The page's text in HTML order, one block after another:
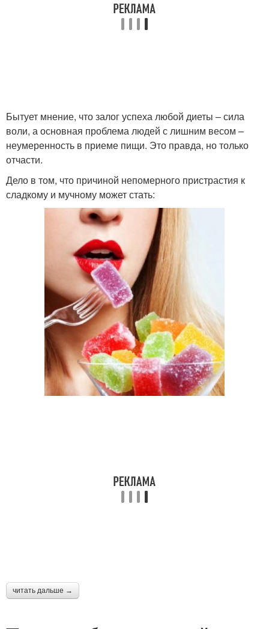
Бытует мнение, что залог успеха любой диеты – сила
воли, а основная проблема людей с лишним весом –
неумеренность в приеме пищи. Это правда, но только
отчасти.
Дело в том, что причиной непомерного пристрастия к
сладкому и мучному может стать:
читать дальше →